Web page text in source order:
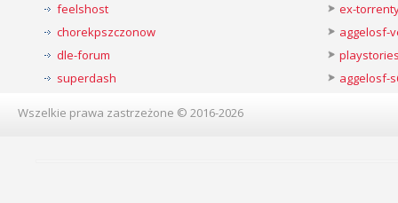
feelshost
chorekpszczonow
dle-forum
superdash
ex-
aggelosf-
aggelosf-
Wszelkie prawa zastrzeżone © 2016-2026